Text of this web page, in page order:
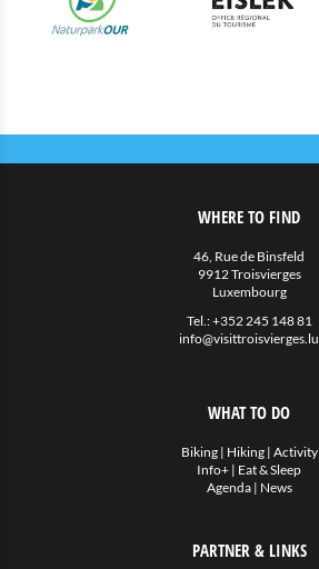
WHERE TO FIND
46, Rue de Binsfeld
9912 Troisvierges
Luxembourg
Tel.:+352 245 148 81
info@visittroisvierges.lu
WHAT TO DO
Biking| Hiking| Activity
Info+ | Eat & Sleep
Agenda| News
PARTNER & LINKS